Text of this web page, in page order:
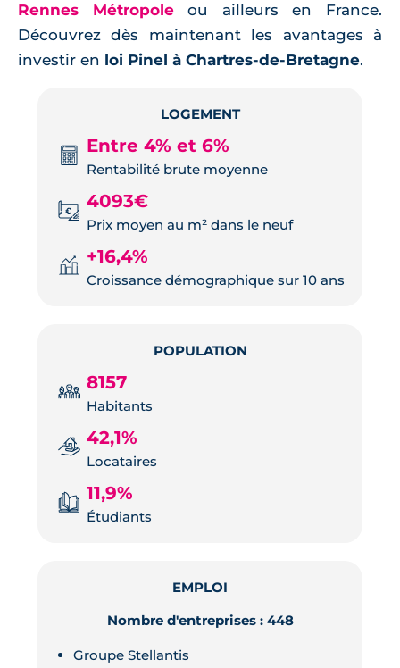
Rennes Métropoleou ailleurs en France.
Découvrez dès maintenant les avantages à
investir en loi Pinel à Chartres-de-Bretagne.
LOGEMENT
Entre 4% et 6%
Rentabilité brute moyenne
4093€
Prix moyen au m² dans le neuf
+16,4%
Croissance démographique sur 10 ans
POPULATION
8157
Habitants
42,1%
Locataires
11,9%
Étudiants
EMPLOI
Nombre d'entreprises : 448
Groupe Stellantis